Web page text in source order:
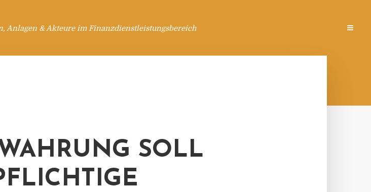
& Akteure im Finanzdienstleistungsbereich
SOLL